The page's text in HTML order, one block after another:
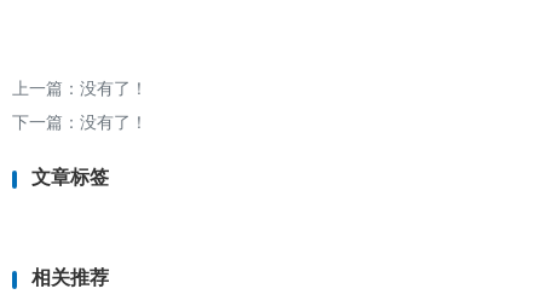
上一篇：没有了！
下一篇：没有了！
文章标签
相关推荐